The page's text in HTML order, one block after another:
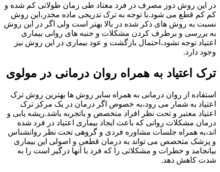
در این روش دوز مصرف در فرد معتاد طی زمان طولانی کم شده و
کم کم قطع می شود.با توجه به ترک تدریجی ماده مخدر،این روش
نسبت به روش های ذکر شده در بالا بهتر است ولی اگر در این روش
به بررسی و برطرف کردن مشکلات و جنبه های روانی بیماری
اعتیاد توجه نشود،احتمال بازگشت و عود بیماری در این روش نیز
وجود دارد.
ترک اعتیاد به همراه روان درمانی در مولوی
استفاده از روان درمانی به همراه سایر روش ها بهترین روش ترک
اعتیاد به شمار می رود،به خصوص اگر درمان در یک مرکز ترک
اعتیاد معتبر و تحت نظر افراد متخصص و باتجربه باشد.ریشه یابی و
درمان مشکلات روانی که باعث ایجاد بیماری اعتیاد در فرد شده
اند،به همراه جلسات مشاوره فردی و گروهی تحت نظر روانشناس
و پزشک متخصص می تواند به درمان قطعی و اصولی این بیماری
بیانجامد و خطرات و مشکلاتی را که فرد با آنها درگیر است را به
شدت کاهش دهد.